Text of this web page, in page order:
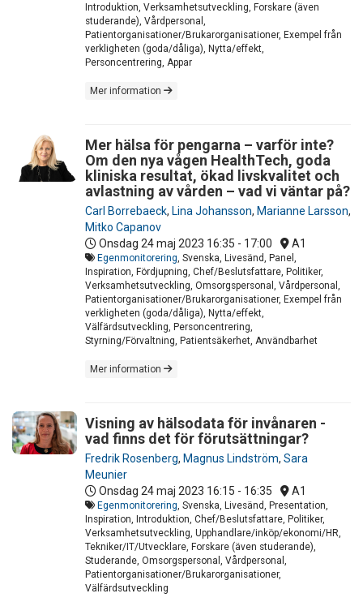
Introduktion, Verksamhetsutveckling, Forskare (även
studerande), Vårdpersonal,
Patientorganisationer/Brukarorganisationer, Exempel från
verkligheten (goda/dåliga), Nytta/effekt,
Personcentrering, Appar
Mer information
Mer hälsa för pengarna – varför inte?
Om den nya vågen HealthTech, goda
kliniska resultat, ökad livskvalitet och
avlastning av vården – vad vi väntar på?
Carl Borrebaeck, Lina Johansson, Marianne Larsson,
Mitko Capanov
Onsdag 24 maj 2023 16:35 - 17:00 A1
Egenmonitorering , Svenska, Livesänd, Panel,
Inspiration, Fördjupning, Chef/Beslutsfattare, Politiker,
Verksamhetsutveckling, Omsorgspersonal, Vårdpersonal,
Patientorganisationer/Brukarorganisationer, Exempel från
verkligheten (goda/dåliga), Nytta/effekt,
Välfärdsutveckling, Personcentrering,
Styrning/Förvaltning, Patientsäkerhet, Användbarhet
Mer information
Visning av hälsodata för invånaren -
vad finns det för förutsättningar?
Fredrik Rosenberg, Magnus Lindström, Sara
Meunier
Onsdag 24 maj 2023 16:15 - 16:35 A1
Egenmonitorering , Svenska, Livesänd, Presentation,
Inspiration, Introduktion, Chef/Beslutsfattare, Politiker,
Verksamhetsutveckling, Upphandlare/inköp/ekonomi/HR,
Tekniker/IT/Utvecklare, Forskare (även studerande),
Studerande, Omsorgspersonal, Vårdpersonal,
Patientorganisationer/Brukarorganisationer,
Välfärdsutveckling